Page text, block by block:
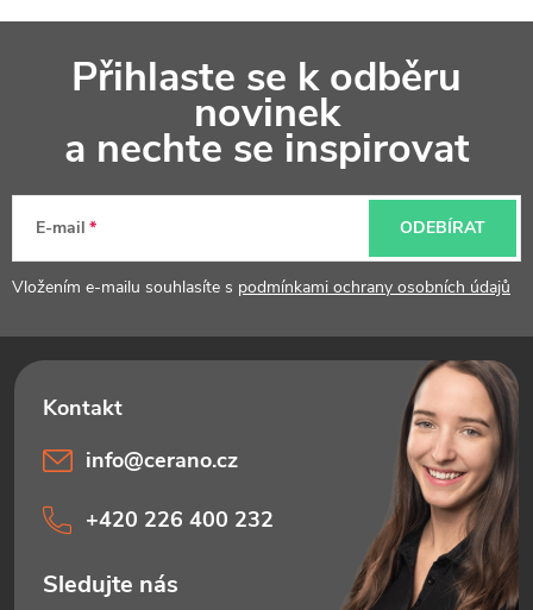
s
a
Přihlaste se k odběru
novinek
a nechte se inspirovat
E-mail
Vložením e-mailu souhlasíte s podmínkami ochrany osobních údajů
ODEBÍRAT
info@cerano.cz
+420 226 400 232